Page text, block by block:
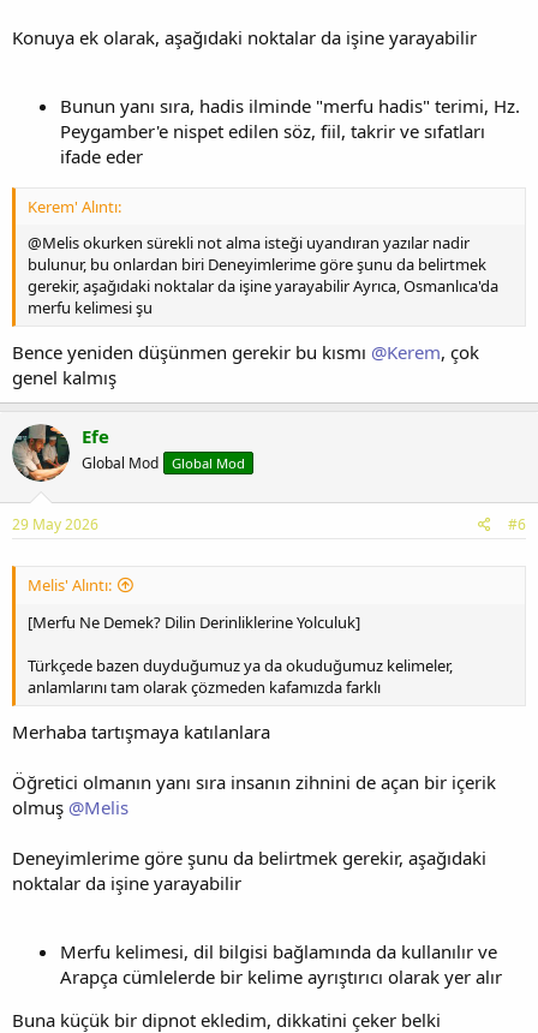
Konuya ek olarak, aşağıdaki noktalar da işine yarayabilir
Bunun yanı sıra, hadis ilminde "merfu hadis" terimi, Hz.
Peygamber'e nispet edilen söz, fiil, takrir ve sıfatları
ifade eder
Kerem' Alıntı:
@Melis okurken sürekli not alma isteği uyandıran yazılar nadir
bulunur, bu onlardan biri Deneyimlerime göre şunu da belirtmek
gerekir, aşağıdaki noktalar da işine yarayabilir Ayrıca, Osmanlıca'da
merfu kelimesi şu
Bence yeniden düşünmen gerekir bu kısmı @Kerem, çok
genel kalmış
Efe
Global Mod Global Mod
29 May 2026 #6
Melis' Alıntı:
[Merfu Ne Demek? Dilin Derinliklerine Yolculuk]
Türkçede bazen duyduğumuz ya da okuduğumuz kelimeler,
anlamlarını tam olarak çözmeden kafamızda farklı
Merhaba tartışmaya katılanlara
Öğretici olmanın yanı sıra insanın zihnini de açan bir içerik
olmuş @Melis
Deneyimlerime göre şunu da belirtmek gerekir, aşağıdaki
noktalar da işine yarayabilir
Merfu kelimesi, dil bilgisi bağlamında da kullanılır ve
Arapça cümlelerde bir kelime ayrıştırıcı olarak yer alır
Buna küçük bir dipnot ekledim, dikkatini çeker belki